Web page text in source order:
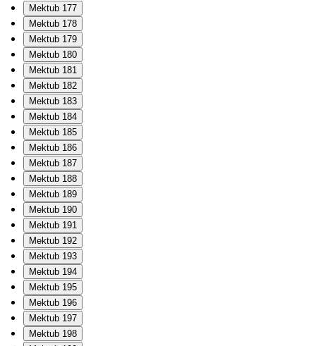
Mektub 177
Mektub 178
Mektub 179
Mektub 180
Mektub 181
Mektub 182
Mektub 183
Mektub 184
Mektub 185
Mektub 186
Mektub 187
Mektub 188
Mektub 189
Mektub 190
Mektub 191
Mektub 192
Mektub 193
Mektub 194
Mektub 195
Mektub 196
Mektub 197
Mektub 198